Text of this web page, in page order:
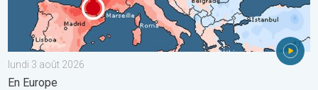
lundi 3 août 2026
En Europe